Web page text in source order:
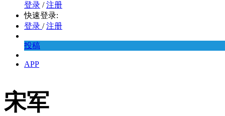
登录 / 注册
快速登录:
登录 / 注册
投稿
APP
宋军